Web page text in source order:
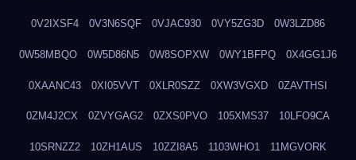
0V2IXSF4 0V3N6SQF 0VJAC930 0VY5ZG3D 0W3LZD86
0W58MBQO 0W5D86N5 0W8SOPXW 0WY1BFPQ 0X4GG1J6
0XAANC43 0XI05VVT 0XLR0SZZ 0XW3VGXD 0ZAVTHSI
0ZM4J2CX 0ZVYGAG2 0ZXS0PVO 105XMS37 10LFO9CA
10SRNZZ2 10ZH1AUS 10ZZI8A5 1103WHO1 11MGVORK